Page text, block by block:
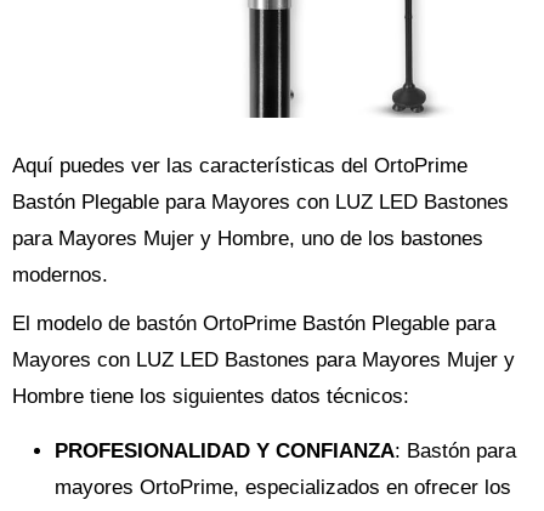
Aquí puedes ver las características del OrtoPrime
Bastón Plegable para Mayores con LUZ LED Bastones
para Mayores Mujer y Hombre, uno de los bastones
modernos.
El modelo de bastón OrtoPrime Bastón Plegable para
Mayores con LUZ LED Bastones para Mayores Mujer y
Hombre tiene los siguientes datos técnicos:
PROFESIONALIDAD Y CONFIANZA: Bastón para
mayores OrtoPrime, especializados en ofrecer los